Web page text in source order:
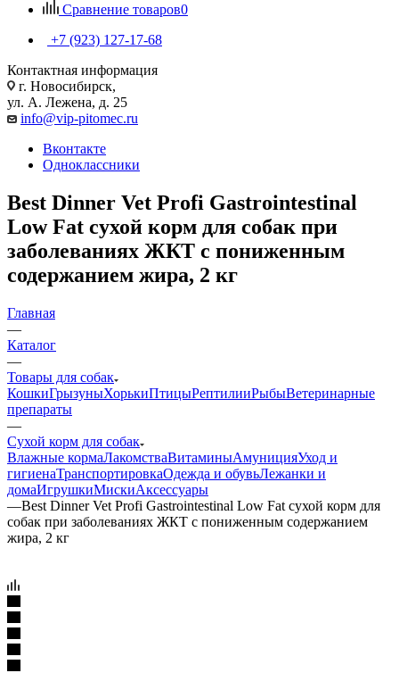
Сравнение товаров0
+7 (923) 127-17-68
Контактная информация
г. Новосибирск,
ул. А. Лежена, д. 25
info@vip-pitomec.ru
Вконтакте
Одноклассники
Best Dinner Vet Profi Gastrointestinal
Low Fat сухой корм для собак при
заболеваниях ЖКТ с пониженным
содержанием жира, 2 кг
Главная
—
Каталог
—
Товары для собак
КошкиГрызуныХорькиПтицыРептилииРыбыВетеринарные
препараты
—
Сухой корм для собак
Влажные кормаЛакомстваВитаминыАмуницияУход и
гигиенаТранспортировкаОдежда и обувьЛежанки и
домаИгрушкиМискиАксессуары
—Best Dinner Vet Profi Gastrointestinal Low Fat сухой корм для
собак при заболеваниях ЖКТ с пониженным содержанием
жира, 2 кг